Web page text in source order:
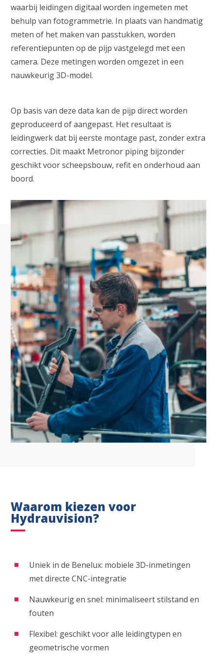
waarbij leidingen digitaal worden ingemeten met
behulp van fotogrammetrie. In plaats van handmatig
meten of het maken van passtukken, worden
referentiepunten op de pijp vastgelegd met een
camera. Deze metingen worden omgezet in een
nauwkeurig 3D-model.
Op basis van deze data kan de pijp direct worden
geproduceerd of aangepast. Het resultaat is
leidingwerk dat bij eerste montage past, zonder extra
correcties. Dit maakt Metronor piping bijzonder
geschikt voor scheepsbouw, refit en onderhoud aan
boord.
Waarom kiezen voor
Hydrauvision?
Uniek in de Benelux: mobiele 3D-inmetingen
met directe CNC-integratie
Nauwkeurig en snel: minimaliseert stilstand en
fouten
Flexibel: geschikt voor alle leidingtypen en
geometrische vormen